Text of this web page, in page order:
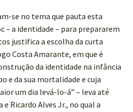
se no tema que pauta esta
– a identidade – para prepararem
justifica a escolha da curta
Costa Amarante, em que é
da identidade na infância
e da sua mortalidade e cuja
um dia levá-lo-á” – leva até
e Ricardo Alves Jr., no qual a